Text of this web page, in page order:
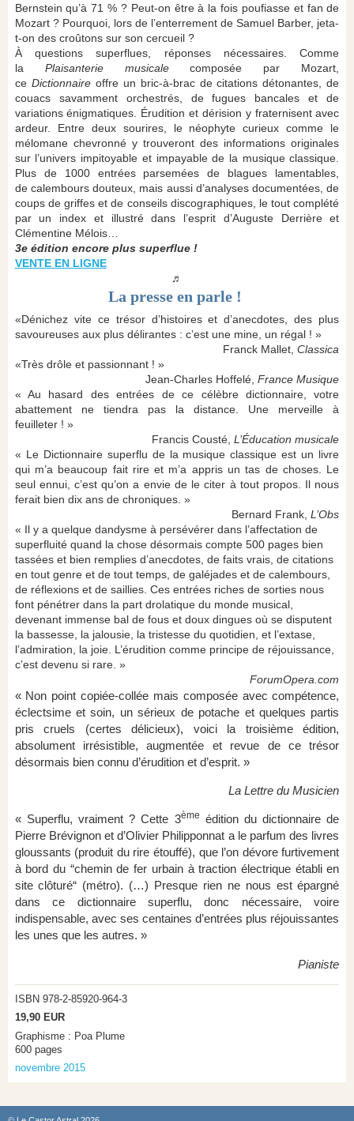
Bernstein qu’à 71 % ? Peut-on être à la fois poufiasse et fan de
Mozart ? Pourquoi, lors de l’enterrement de Samuel Barber, jeta-
t-on des croûtons sur son cercueil ?
À questions superflues, réponses nécessaires. Comme
la Plaisanterie musicalecomposée par Mozart,
ce Dictionnaireoffre un bric-à-brac de citations détonantes, de
couacs savamment orchestrés, de fugues bancales et de
variations énigmatiques. Érudition et dérision y fraternisent avec
ardeur. Entre deux sourires, le néophyte curieux comme le
mélomane chevronné y trouveront des informations originales
sur l’univers impitoyable et impayable de la musique classique.
Plus de 1000 entrées parsemées de blagues lamentables,
de calembours douteux, mais aussi d’analyses documentées, de
coups de griffes et de conseils discographiques, le tout complété
par un index et illustré dans l’esprit d’Auguste Derrière et
Clémentine Mélois…
3e édition encore plus superflue !
VENTE EN LIGNE
♬
La presse en parle !
«Dénichez vite ce trésor d’histoires et d’anecdotes, des plus
savoureuses aux plus délirantes : c’est une mine, un régal ! »
Franck Mallet,Classica
«Très drôle et passionnant ! »
Jean-Charles Hoffelé,France Musique
« Au hasard des entrées de ce célèbre dictionnaire, votre
abattement ne tiendra pas la distance. Une merveille à
feuilleter ! »
Francis Cousté,L’Éducation musicale
« Le Dictionnaire superflu de la musique classique est un livre
qui m’a beaucoup fait rire et m’a appris un tas de choses. Le
seul ennui, c’est qu’on a envie de le citer à tout propos. Il nous
ferait bien dix ans de chroniques. »
Bernard Frank,L’Obs
« Il y a quelque dandysme à persévérer dans l’affectation de
superfluité quand la chose désormais compte 500 pages bien
tassées et bien remplies d’anecdotes, de faits vrais, de citations
en tout genre et de tout temps, de galéjades et de calembours,
de réflexions et de saillies. Ces entrées riches de sorties nous
font pénétrer dans la part drolatique du monde musical,
devenant immense bal de fous et doux dingues où se disputent
la bassesse, la jalousie, la tristesse du quotidien, et l’extase,
l’admiration, la joie. L’érudition comme principe de réjouissance,
c’est devenu si rare. »
ForumOpera.com
« Non point copiée-collée mais composée avec compétence,
éclectsime et soin, un sérieux de potache et quelques partis
pris cruels (certes délicieux), voici la troisième édition,
absolument irrésistible, augmentée et revue de ce trésor
désormais bien connu d’érudition et d’esprit. »
La Lettre du Musicien
« Superflu, vraiment ? Cette 3ème
édition du dictionnaire de
Pierre Brévignon et d’Olivier Philipponnat a le parfum des livres
gloussants (produit du rire étouffé), que l’on dévore furtivement
à bord du “chemin de fer urbain à traction électrique établi en
site clôturé“ (métro). (…) Presque rien ne nous est épargné
dans ce dictionnaire superflu, donc nécessaire, voire
indispensable, avec ses centaines d’entrées plus réjouissantes
les unes que les autres. »
Pianiste
ISBN 978-2-85920-964-3
19,90 EUR
Graphisme : Poa Plume
600 pages
novembre 2015